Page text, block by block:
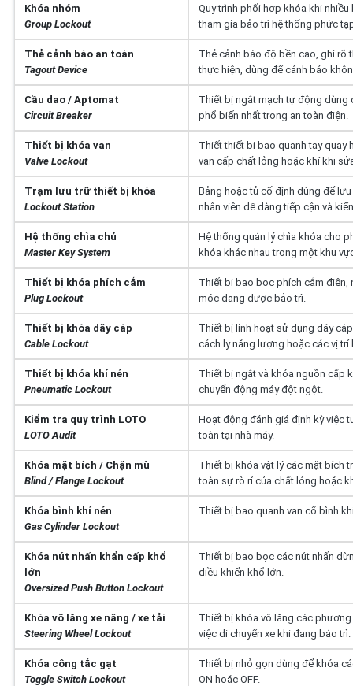
Khóa nhóm
Group Lockout
Quy trình phối hợp khóa khi
tham gia bảo trì hệ thống phức
Thẻ cảnh báo an toàn
Tagout Device
Thẻ cảnh báo độ bền cao, ghi rõ
thực hiện, dùng để cảnh báo
Cầu dao / Aptomat
Circuit Breaker
Thiết bị ngắt mạch tự động dùng
phổ biến nhất trong an toàn điện.
Thiết bị khóa van
Valve Lockout
Thiết thiết bị bao quanh tay quay
van cấp chất lỏng hoặc khí khi
Trạm lưu trữ thiết bị khóa
Lockout Station
Bảng hoặc tủ cố định dùng để
nhân viên dễ dàng tiếp cận và
Hệ thống chìa chủ
Master Key System
Hệ thống quản lý chìa khóa cho
khóa khác nhau trong một khu
Thiết bị khóa phích cắm
Plug Lockout
Thiết bị bao bọc phích cắm điện,
móc đang được bảo trì.
Thiết bị khóa dây cáp
Cable Lockout
Thiết bị linh hoạt sử dụng dây
cách ly năng lượng hoặc các vị trí
Thiết bị khóa khí nén
Pneumatic Lockout
Thiết bị ngắt và khóa nguồn cấp
chuyển động máy đột ngột.
Kiểm tra quy trình LOTO
LOTO Audit
Hoạt động đánh giá định kỳ việc
toàn tại nhà máy.
Khóa mặt bích / Chặn mù
Blind / Flange Lockout
Thiết bị khóa vật lý các mặt bích
toàn sự rò rỉ của chất lỏng hoặc
Khóa bình khí nén
Gas Cylinder Lockout
Thiết bị bao quanh van cổ bình
Khóa nút nhấn khẩn cấp khổ
lớn
Oversized Push Button Lockout
Thiết bị bao bọc các nút nhấn
điều khiển khổ lớn.
Khóa vô lăng xe nâng / xe tải
Steering Wheel Lockout
Thiết bị khóa vô lăng các
việc di chuyển xe khi đang bảo trì.
Khóa công tắc gạt
Toggle Switch Lockout
Thiết bị nhỏ gọn dùng để khóa
ON hoặc OFF.